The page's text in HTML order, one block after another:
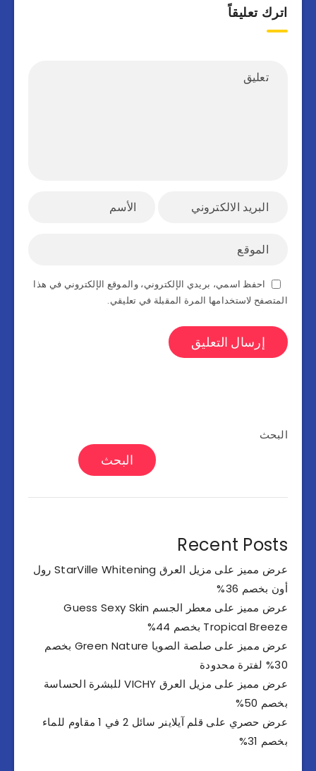
اترك تعليقاً
احفظ اسمي، بريدي الإلكتروني، والموقع الإلكتروني في هذا
المتصفح لاستخدامها المرة المقبلة في تعليقي.
البحث
البحث
Recent Posts
عرض مميز على مزيل العرق StarVille Whitening رول
أون بخصم 36%
عرض مميز على معطر الجسم Guess Sexy Skin
Tropical Breeze بخصم 44%
عرض مميز على صلصة الصويا Green Nature بخصم
30% لفترة محدودة
عرض مميز على مزيل العرق VICHY للبشرة الحساسة
بخصم 50%
عرض حصري على قلم آيلاينر سائل 2 في 1 مقاوم للماء
بخصم 31%